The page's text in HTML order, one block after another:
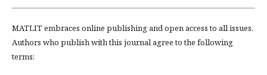
MATLIT embraces online publishing and open access to all issues.
Authors who publish with this journal agree to the following
terms: